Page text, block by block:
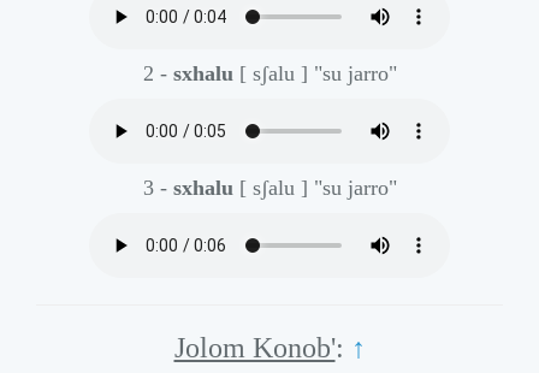
2 - sxhalu [ sʃalu ] "su jarro"
3 - sxhalu [ sʃalu ] "su jarro"
Jolom Konob': ↑